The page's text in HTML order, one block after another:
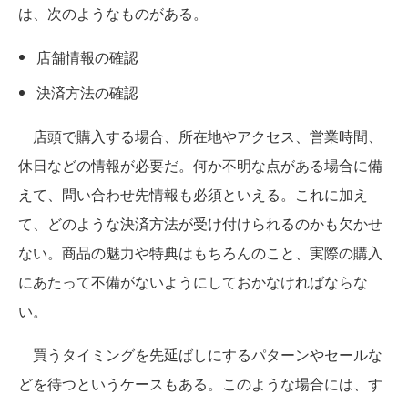
は、次のようなものがある。
店舗情報の確認
決済方法の確認
店頭で購入する場合、所在地やアクセス、営業時間、
休日などの情報が必要だ。何か不明な点がある場合に備
えて、問い合わせ先情報も必須といえる。これに加え
て、どのような決済方法が受け付けられるのかも欠かせ
ない。商品の魅力や特典はもちろんのこと、実際の購入
にあたって不備がないようにしておかなければならな
い。
買うタイミングを先延ばしにするパターンやセールな
どを待つというケースもある。このような場合には、す